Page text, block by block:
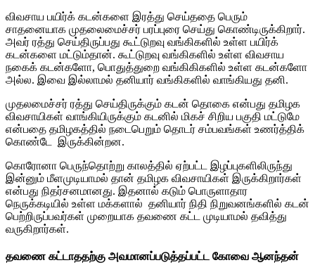
விவசாய பயிர்க் கடன்களை இரத்து செய்ததை பெரும்
சாதனையாக முதலைமைச்சர் பரப்புரை செய்து கொண்டிருக்கிறார்.
அவர் ரத்து செய்திருப்பது கூட்டுறவு வங்கிகளில் உள்ள பயிர்க்
கடன்களை மட்டும்தான். கூட்டுறவு வங்கிகளில் உள்ள விவசாய
நகைக் கடன்களோ, பொதுத்துறை வங்கிகிகளில் உள்ள கடன்களோ
அல்ல. இவை இல்லாமல் தனியார் வங்கிகளில் வாங்கியது தனி.
முதலமைச்சர் ரத்து செய்திருக்கும் கடன் தொகை என்பது தமிழக
விவசாயிகள் வாங்கியிருக்கும் கடனில் மிகச் சிறிய பகுதி மட்டுமே
என்பதை தமிழகத்தில் நடைபெறும் தொடர் சம்பவங்கள் உணர்த்திக்
கொண்டே இருக்கின்றன.
கொரோனா பெருந்தொற்று காலத்தில் ஏற்பட்ட இழப்புகளிலிருந்து
இன்னும் மீளமுடியாமல் தான் தமிழக விவசாயிகள் இருக்கிறார்கள்
என்பது நிதர்சனமானது. இதனால் கடும் பொருளாதார
நெருக்கடியில் உள்ள மக்களால் தனியார் நிதி நிறுவனங்களில் கடன்
பெற்றிருப்பவர்கள் முறையாக தவணை கட்ட முடியாமல் தவித்து
வருகிறார்கள்.
தவணை கட்டாததற்கு அவமானப்படுத்தப்பட்ட கோவை ஆனந்தன்